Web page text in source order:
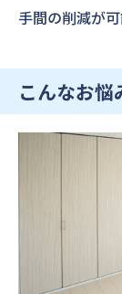
手間の削減が可
こんなお悩